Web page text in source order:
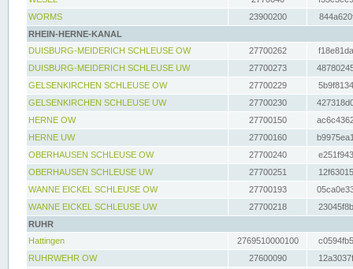
WORMS
23900200
RHEIN-HERNE-KANAL
DUISBURG-MEIDERICH SCHLEUSE OW
27700262
DUISBURG-MEIDERICH SCHLEUSE UW
27700273
GELSENKIRCHEN SCHLEUSE OW
27700229
GELSENKIRCHEN SCHLEUSE UW
27700230
HERNE OW
27700150
HERNE UW
27700160
OBERHAUSEN SCHLEUSE OW
27700240
OBERHAUSEN SCHLEUSE UW
27700251
WANNE EICKEL SCHLEUSE OW
27700193
WANNE EICKEL SCHLEUSE UW
27700218
RUHR
Hattingen
2769510000100
RUHRWEHR OW
27600090